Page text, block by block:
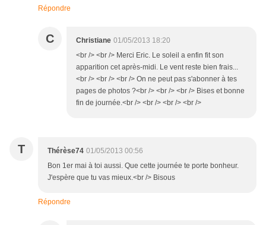
Répondre
C Christiane 01/05/2013 18:20
<br /> <br /> Merci Eric. Le soleil a enfin fit son
apparition cet après-midi. Le vent reste bien frais...
<br /> <br /> <br /> On ne peut pas s'abonner à tes
pages de photos ?<br /> <br /> <br /> Bises et bonne
fin de journée.<br /> <br /> <br /> <br />
T Thérèse74 01/05/2013 00:56
Bon 1er mai à toi aussi. Que cette journée te porte bonheur.
J'espère que tu vas mieux.<br /> Bisous
Répondre